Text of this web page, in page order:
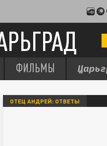
ФИЛЬМЫ
ОТЕЦ АНДРЕЙ: ОТВЕТЫ